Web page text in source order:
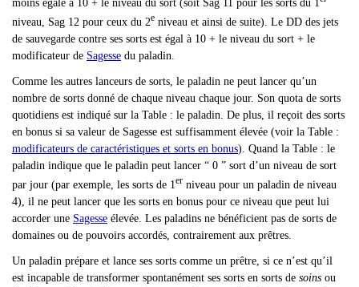
moins égale à 10 + le niveau du sort (soit Sag 11 pour les sorts du 1
niveau, Sag 12 pour ceux du 2e niveau et ainsi de suite). Le DD des jets
de sauvegarde contre ses sorts est égal à 10 + le niveau du sort + le
modificateur de Sagesse du paladin.
Comme les autres lanceurs de sorts, le paladin ne peut lancer qu’un
nombre de sorts donné de chaque niveau chaque jour. Son quota de sorts
quotidiens est indiqué sur la Table : le paladin. De plus, il reçoit des sorts
en bonus si sa valeur de Sagesse est suffisamment élevée (voir la Table :
modificateurs de caractéristiques et sorts en bonus). Quand la Table : le
paladin indique que le paladin peut lancer “ 0 ” sort d’un niveau de sort
par jour (par exemple, les sorts de 1er niveau pour un paladin de niveau
4), il ne peut lancer que les sorts en bonus pour ce niveau que peut lui
accorder une Sagesse élevée. Les paladins ne bénéficient pas de sorts de
domaines ou de pouvoirs accordés, contrairement aux prêtres.
Un paladin prépare et lance ses sorts comme un prêtre, si ce n’est qu’il
est incapable de transformer spontanément ses sorts en sorts de soins ou